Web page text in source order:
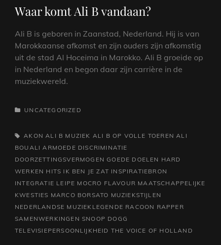
Waar komt Ali B vandaan?
Ali B is geboren in Zaanstad, Nederland. Hij is van
Marokkaanse afkomst en zijn ouders zijn afkomstig
uit de stad Al Hoceima in Marokko. Ali B groeide op
in Nederland en begon daar zijn carrière in de
muziekwereld.
CATEGORIEËN
UNCATEGORIZED
TAGS,AKON ALI B MUZIEK ALI B OP VOLLE TOEREN ALI
BOUALI ARMOEDE DISCRIMINATIE
DOORZETTINGSVERMOGEN GOEDE DOELEN HARD
WERKEN HITS IK BEN JE ZAT INSPIRATIEBRON
INTEGRATIE LEIPE MOCRO FLAVOUR MAATSCHAPPELIJKE
KWESTIES MARCO BORSATO MUZIEKSTIJLEN
NEDERLANDSE MUZIEKLEGENDE RACOON RAPPER
SAMENWERKINGEN SNOOP DOGG
TELEVISIEPERSOONLIJKHEID THE VOICE OF HOLLAND